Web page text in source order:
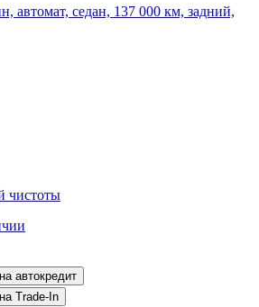
автомат, седан, 137 000 км, задний,
чистоты
на автокредит
на Trade-In